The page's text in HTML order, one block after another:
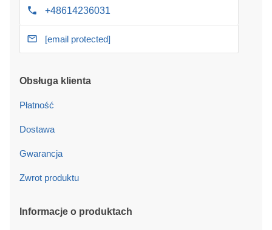
+48614236031
[email protected]
Obsługa klienta
Płatność
Dostawa
Gwarancja
Zwrot produktu
Informacje o produktach